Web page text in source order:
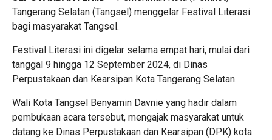
Tangerang Selatan (Tangsel) menggelar Festival Literasi
bagi masyarakat Tangsel.
Festival Literasi ini digelar selama empat hari, mulai dari
tanggal 9 hingga 12 September 2024, di Dinas
Perpustakaan dan Kearsipan Kota Tangerang Selatan.
Wali Kota Tangsel Benyamin Davnie yang hadir dalam
pembukaan acara tersebut, mengajak masyarakat untuk
datang ke Dinas Perpustakaan dan Kearsipan (DPK) kota